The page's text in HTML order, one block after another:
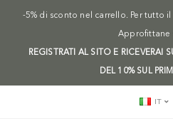
-5% di sconto nel carrello. Per tutto
Approfittane
REGISTRATI AL SITO E
DEL 10% SUL
IT